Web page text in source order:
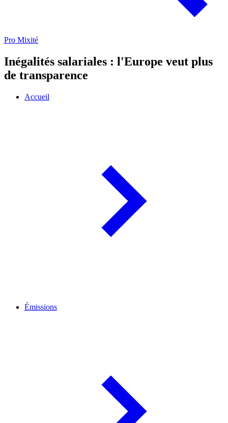
Pro Mixité
Inégalités salariales : l'Europe veut plus
de transparence
Accueil
Émissions